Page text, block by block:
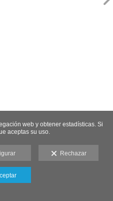
web y obtener estadísticas. Si
aceptas su uso.
Rechazar